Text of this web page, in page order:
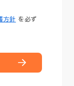
方針 を必ず